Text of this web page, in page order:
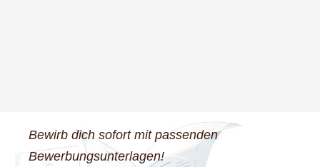
Bewirb dich sofort mit passenden
Bewerbungsunterlagen!